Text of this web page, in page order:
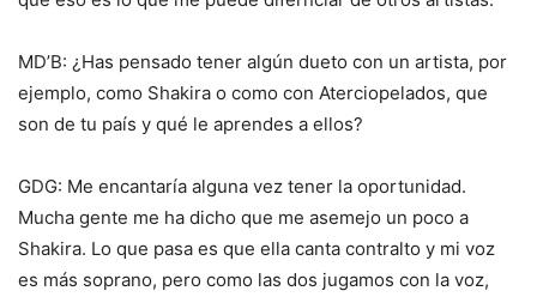
MD’B: ¿Has pensado tener algún dueto con un artista, por
ejemplo, como Shakira o como con Aterciopelados, que
son de tu país y qué le aprendes a ellos?
GDG: Me encantaría alguna vez tener la oportunidad.
Mucha gente me ha dicho que me asemejo un poco a
Shakira. Lo que pasa es que ella canta contralto y mi voz
es más soprano, pero como las dos jugamos con la voz,